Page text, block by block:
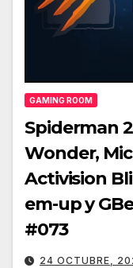
GAMING ROOM
Spiderman
Wonder,
Activision
em-up y
#073
24 OCTUBRE,